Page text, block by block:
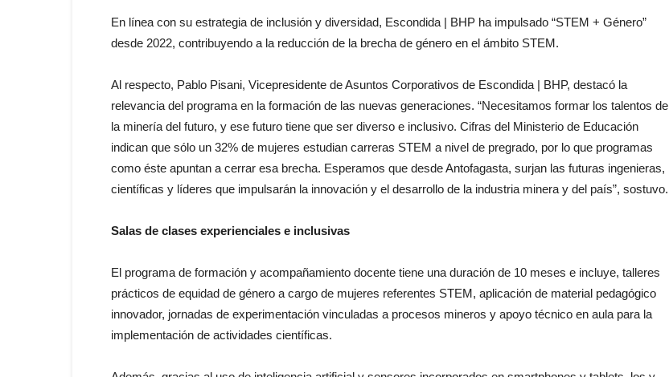
En línea con su estrategia de inclusión y diversidad, Escondida | BHP ha impulsado “STEM + Género”
desde 2022, contribuyendo a la reducción de la brecha de género en el ámbito STEM.
Al respecto, Pablo Pisani, Vicepresidente de Asuntos Corporativos de Escondida | BHP, destacó la
relevancia del programa en la formación de las nuevas generaciones. “Necesitamos formar los talentos de
la minería del futuro, y ese futuro tiene que ser diverso e inclusivo. Cifras del Ministerio de Educación
indican que sólo un 32% de mujeres estudian carreras STEM a nivel de pregrado, por lo que programas
como éste apuntan a cerrar esa brecha. Esperamos que desde Antofagasta, surjan las futuras ingenieras,
científicas y líderes que impulsarán la innovación y el desarrollo de la industria minera y del país”, sostuvo.
Salas de clases experienciales e inclusivas
El programa de formación y acompañamiento docente tiene una duración de 10 meses e incluye, talleres
prácticos de equidad de género a cargo de mujeres referentes STEM, aplicación de material pedagógico
innovador, jornadas de experimentación vinculadas a procesos mineros y apoyo técnico en aula para la
implementación de actividades científicas.